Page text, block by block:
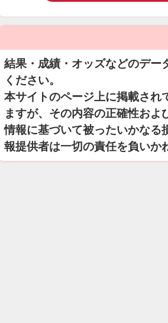
結果・成績・オッズなどのデー
ください。
本サイトのページ上に掲載され
ますが、その内容の正確性お
情報に基づいて被ったいかなる
報提供者は一切の責任を負いか